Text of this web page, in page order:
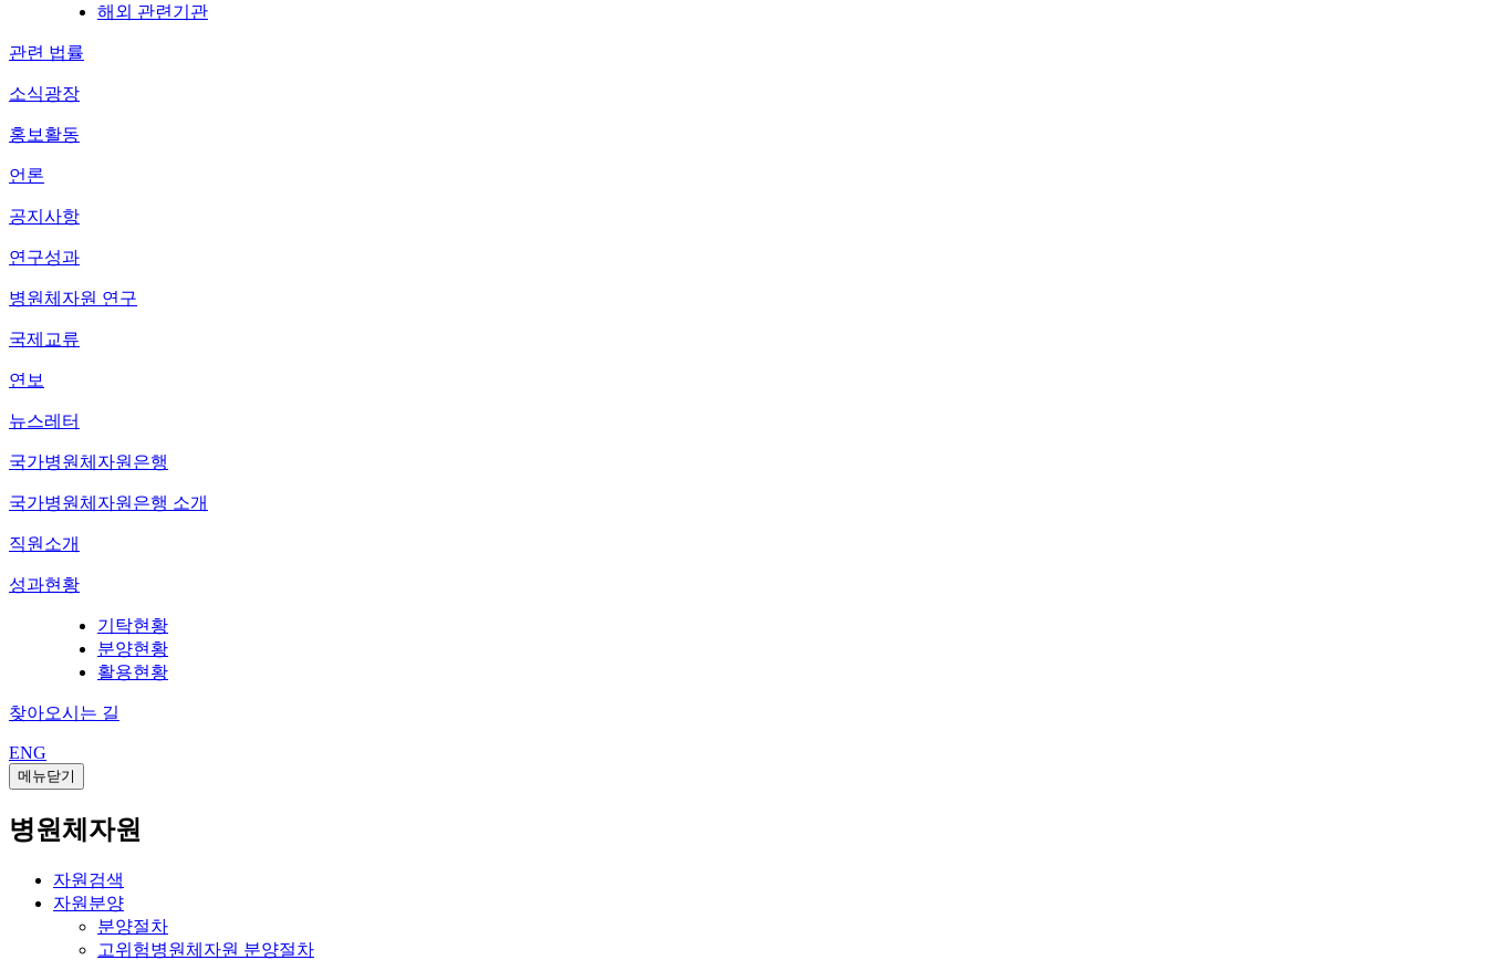
해외 관련기관
관련 법률
소식광장
홍보활동
언론
공지사항
연구성과
병원체자원 연구
국제교류
연보
뉴스레터
국가병원체자원은행
국가병원체자원은행 소개
직원소개
성과현황
기탁현황
분양현황
활용현황
찾아오시는 길
ENG
메뉴닫기
병원체자원
자원검색
자원분양
분양절차
고위험병원체자원 분양절차